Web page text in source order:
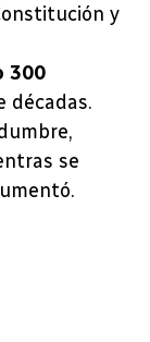
y
300
décadas.
se